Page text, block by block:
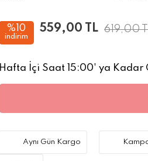
%10
indirim
559,00 TL 619,00
Hafta İçi Saat 15:00' ya Kadar
Aynı Gün Kargo